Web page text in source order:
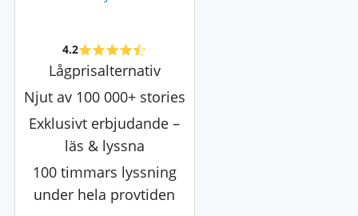
4.2
Lågprisalternativ
Njut av 100 000+ stories
Exklusivt erbjudande –
läs & lyssna
100 timmars lyssning
under hela provtiden